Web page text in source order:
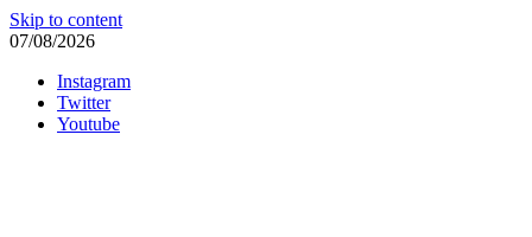
Skip to content
07/08/2026
Instagram
Twitter
Youtube